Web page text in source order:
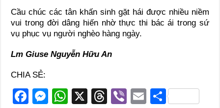
Cầu chúc các tân khấn sinh gặt hái được nhiều niềm
vui trong đời dâng hiến nhờ thực thi bác ái trong sứ
vụ phục vụ người nghèo hàng ngày.
Lm Giuse Nguyễn Hữu An
CHIA SẺ:
F
M
W
X
T
Vi
E S